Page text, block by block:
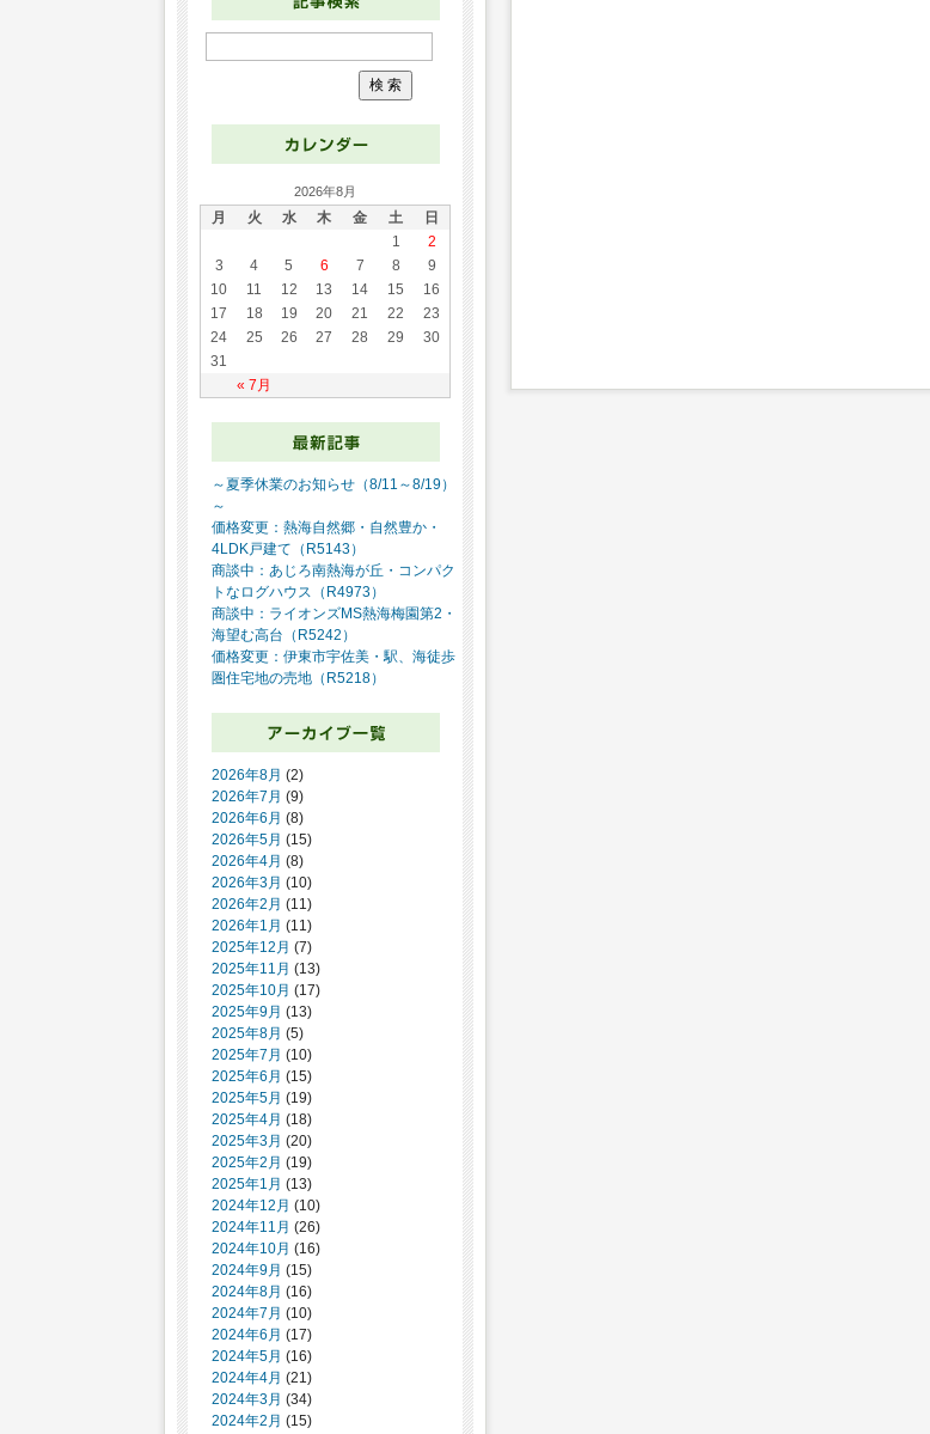
2026年8月
月 火 水 木 金 土 日
« 7月
1
2
3
4 5 6 7 8
9
10
11 12 13 14 15
16
17
18 19 20 21 22
23
24
25 26 27 28 29
30
31
～夏季休業のお知らせ（8/11～8/19）
～
価格変更：熱海自然郷・自然豊か・
4LDK戸建て（R5143）
商談中：あじろ南熱海が丘・コンパク
トなログハウス（R4973）
商談中：ライオンズMS熱海梅園第2・
海望む高台（R5242）
価格変更：伊東市宇佐美・駅、海徒歩
圏住宅地の売地（R5218）
2026年8月 (2)
2026年7月 (9)
2026年6月 (8)
2026年5月 (15)
2026年4月 (8)
2026年3月 (10)
2026年2月 (11)
2026年1月 (11)
2025年12月 (7)
2025年11月 (13)
2025年10月 (17)
2025年9月 (13)
2025年8月 (5)
2025年7月 (10)
2025年6月 (15)
2025年5月 (19)
2025年4月 (18)
2025年3月 (20)
2025年2月 (19)
2025年1月 (13)
2024年12月 (10)
2024年11月 (26)
2024年10月 (16)
2024年9月 (15)
2024年8月 (16)
2024年7月 (10)
2024年6月 (17)
2024年5月 (16)
2024年4月 (21)
2024年3月 (34)
2024年2月 (15)